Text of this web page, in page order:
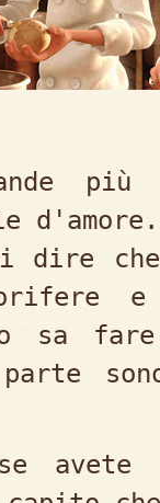
d'amore.
dire
sa